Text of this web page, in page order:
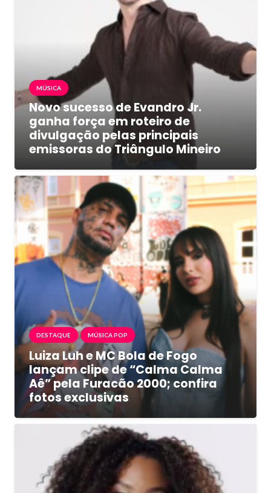
MÚSICA
Novo sucesso de Evandro Jr.
ganha força em roteiro de
divulgação pelas principais
emissoras do Triângulo Mineiro
DESTAQUE MÚSICA POP
Luiza Luh e MC Bola de Fogo
lançam clipe de “Calma Calma
Aê” pela Furacão 2000; confira
fotos exclusivas